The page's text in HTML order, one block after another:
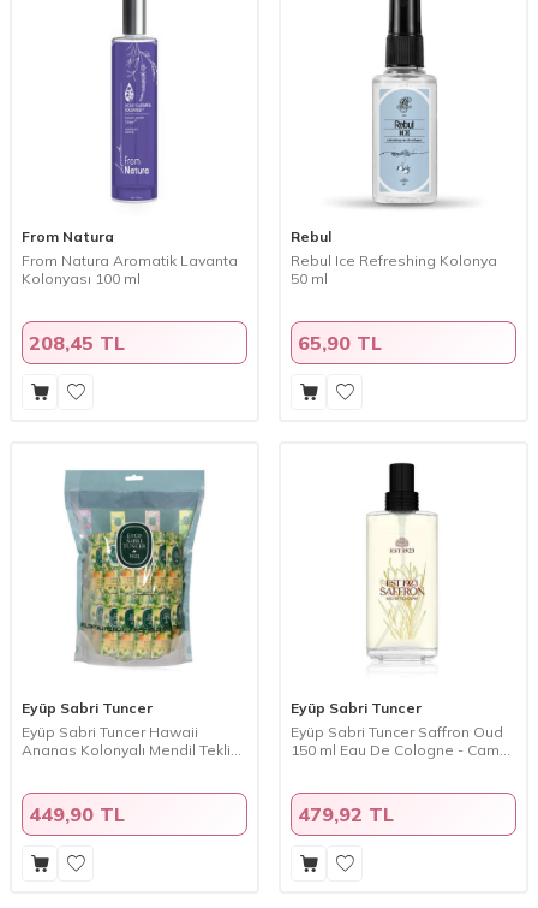
From Natura
From Natura Aromatik Lavanta
Kolonyası 100 ml
208,45 TL
Rebul
Rebul Ice Refreshing Kolonya
50 ml
65,90 TL
Eyüp Sabri Tuncer
Eyüp Sabri Tuncer Hawaii
Ananas Kolonyalı Mendil Tekli
449,90 TL
Eyüp Sabri Tuncer
Eyüp Sabri Tuncer Saffron Oud
150 ml Eau De Cologne - Cam
479,92 TL